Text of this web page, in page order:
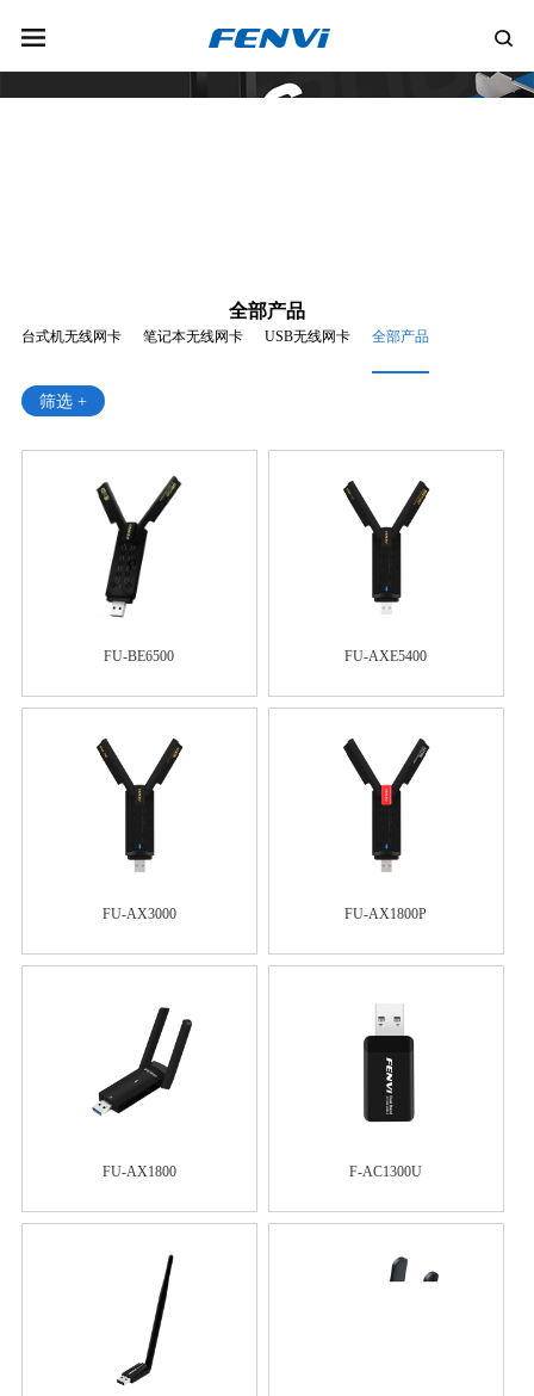
全部产品
台式机无线网卡 笔记本无线网卡 USB无线网卡 全部产品
筛选 +
FU-BE6500 FU-AXE5400
FU-AX3000 FU-AX1800P
FU-AX1800 F-AC1300U